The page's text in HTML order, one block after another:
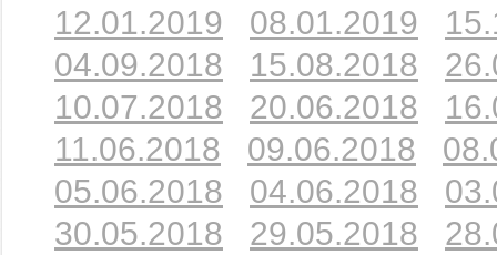
12.01.2019
08.01.2019
04.09.2018
15.08.2018
10.07.2018
20.06.2018
11.06.2018
09.06.2018
05.06.2018
04.06.2018
30.05.2018
29.05.2018